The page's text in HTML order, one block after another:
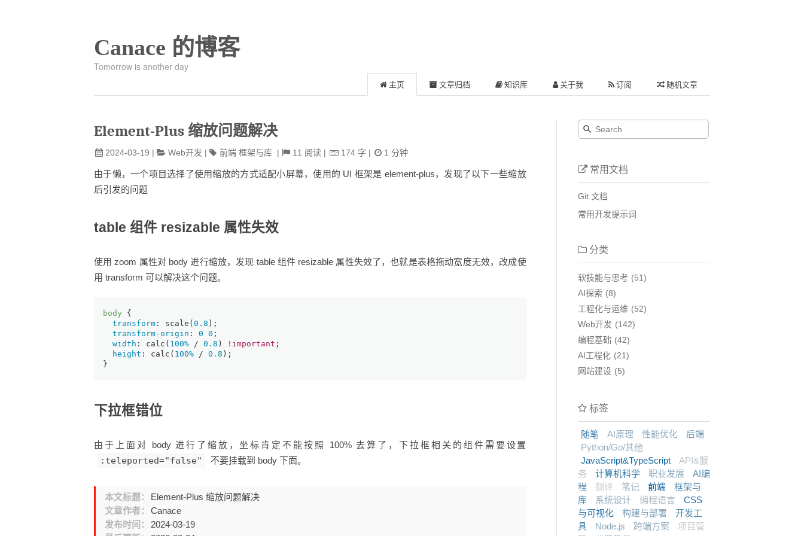
Canace 的博客
Tomorrow is another day
主页 文章归档 知识库 关于我 订阅 随机文章
Element-Plus 缩放问题解决
2024-03-19 | Web开发 | 前端 框架与库 | 11 阅读 | 174 字 | 1 分钟
由于懒，一个项目选择了使用缩放的方式适配小屏幕，使用的 UI 框架是 element-plus，发现了以下一些缩放
后引发的问题
table 组件 resizable 属性失效
使用 zoom 属性对 body 进行缩放，发现 table 组件 resizable 属性失效了，也就是表格拖动宽度无效，改成使
用 transform 可以解决这个问题。
body {
transform : scale (0.8 );
transform-origin : 0 0 ;
width : calc ( 100% / 0.8 ) !important ;
height : calc ( 100% / 0.8 );
}
下拉框错位
由于上面对 body 进行了缩放，坐标肯定不能按照 100% 去算了，下拉框相关的组件需要设置
:teleported="false" 不要挂载到 body 下面。
本文标题：
Element-Plus 缩放问题解决
文章作者：
Canace
发布时间：
2024-03-19
常用文档
Git 文档
常用开发提示词
分类
软技能与思考
51
AI探索
8
工程化与运维
52
Web开发
142
编程基础
42
AI工程化
21
网站建设
5
标签
随笔 AI原理 性能优化
后端
Python/Go/其他
JavaScript&TypeScript
API&服
务
计算机科学 职业发展
AI编
程
翻译 笔记 前端
框架与
库
系统设计 编程语言
CSS
与可视化
构建与部署
开发工
具
Node.js 跨端方案
项目管